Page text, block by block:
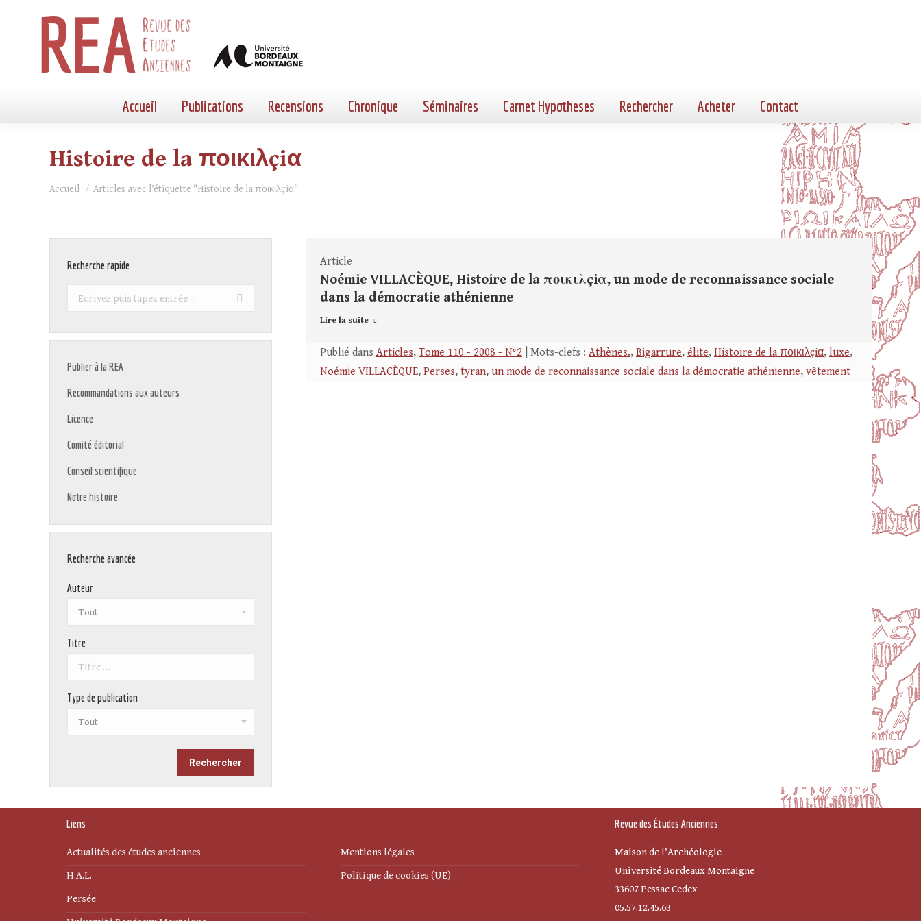
Accueil Publications Recensions Chronique Séminaires Carnet Hypotheses Rechercher Acheter Contact
Histoire de la ποικιλçiα
Vous êtes ici :
Accueil Articles avec l’étiquette "Histoire de la ποικιλçiα"
Article
Noémie VILLACÈQUE, Histoire de la ποικιλçiα, un mode de reconnaissance sociale
dans la démocratie athénienne
Lire la suite
Publié dans Articles, Tome 110 - 2008 - N°2 | Mots-clefs : Athènes., Bigarrure, élite, Histoire de la ποικιλçiα, luxe,
Noémie VILLACÈQUE, Perses, tyran, un mode de reconnaissance sociale dans la démocratie athénienne, vêtement
Recherche rapide
Recherche
Publier à la REA
Recommandations aux auteurs
Licence
Comité éditorial
Conseil scientifique
Notre histoire
Recherche avancée
Auteur
Titre
Type de publication
Liens
Actualités des études anciennes
H.A.L.
Persée
Mentions légales
Politique de cookies (UE)
Revue des Études Anciennes
Maison de l'Archéologie
Université Bordeaux Montaigne
33607 Pessac Cedex
05.57.12.45.63